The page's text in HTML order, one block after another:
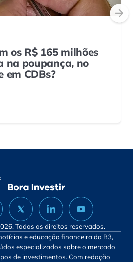
os R$ 165 milhões
na poupança, no
em CDBs?
Todos os direitos reservados.
e educação financeira da B3,
especializados sobre o mercado
de investimentos. Com redação